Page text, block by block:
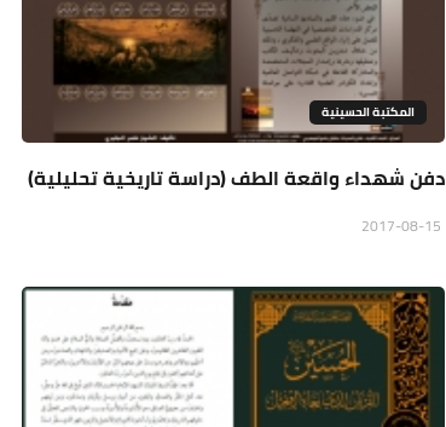
المكتبة الحسينية
دفن شهداء واقعة الطف (دراسة تاريخية تحليلية)